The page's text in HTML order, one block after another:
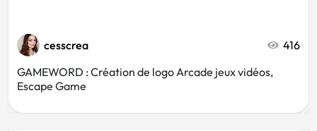
cesscrea
416
GAMEWORD : Création de logo Arcade jeux vidéos,
Escape Game